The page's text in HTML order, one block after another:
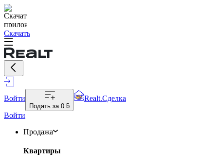
Скачать
Войти
Подать за 0 ƃ
Realt.Сделка
Войти
Продажа
Квартиры